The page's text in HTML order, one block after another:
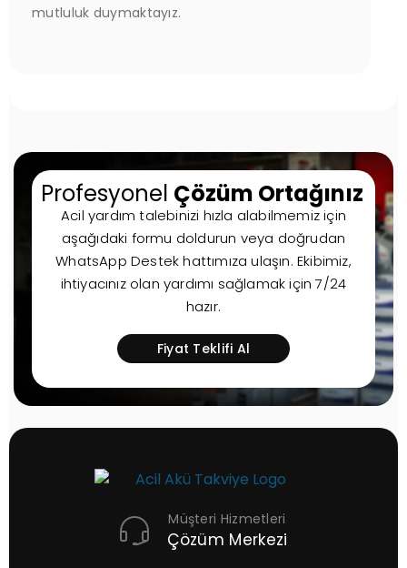
mutluluk duymaktayız.
Profesyonel Çözüm Ortağınız
Acil yardım talebinizi hızla alabilmemiz için
aşağıdaki formu doldurun veya doğrudan
WhatsApp Destek hattımıza ulaşın. Ekibimiz,
ihtiyacınız olan yardımı sağlamak için 7/24
hazır.
Fiyat Teklifi Al
Müşteri Hizmetleri
Çözüm Merkezi